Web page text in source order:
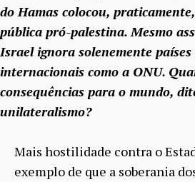
do Hamas colocou,
pública pró-palestina. Mesmo
Israel ignora solenemente
internacionais como a ONU.
consequências para o mundo,
unilateralismo?
Mais hostilidade contra o
exemplo de que a soberania